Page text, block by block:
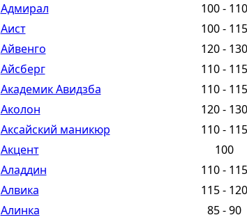
Адмирал
100 - 110
Аист
100 - 115
Айвенго
120 - 130
Айсберг
110 - 115
Академик Авидзба
110 - 115
Аколон
120 - 130
Аксайский маникюр
110 - 115
Акцент
100
Аладдин
110 - 115
Алвика
115 - 120
Алинка
85 - 90